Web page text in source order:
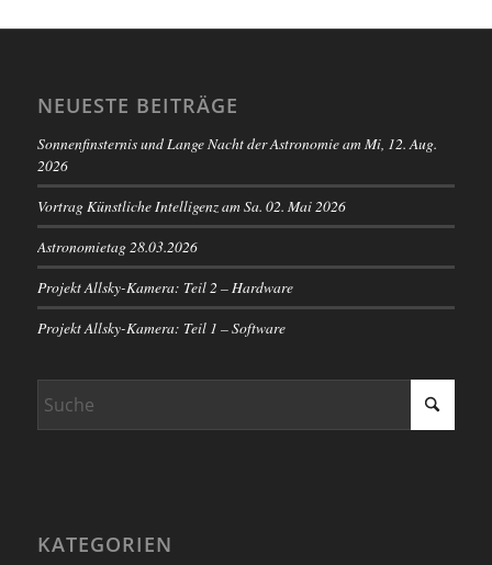
NEUESTE BEITRÄGE
Sonnenfinsternis und Lange Nacht der Astronomie am Mi, 12. Aug.
2026
Vortrag Künstliche Intelligenz am Sa. 02. Mai 2026
Astronomietag 28.03.2026
Projekt Allsky-Kamera: Teil 2 – Hardware
Projekt Allsky-Kamera: Teil 1 – Software
KATEGORIEN